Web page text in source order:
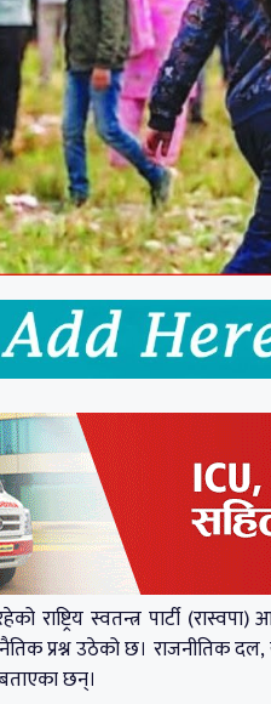
राष्ट्रिय स्वतन्त्र पार्टी
प्रश्न उठेको छ। राजनीतिक
बताएका छन्।